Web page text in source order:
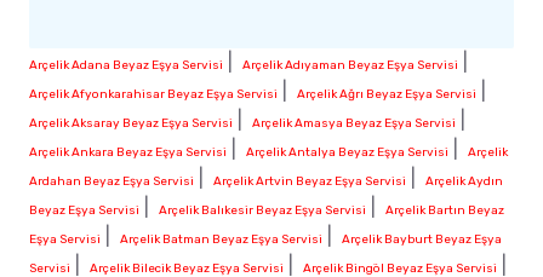
Arçelik Adana Beyaz Eşya Servisi Arçelik Adıyaman Beyaz Eşya Servisi
Arçelik Afyonkarahisar Beyaz Eşya Servisi Arçelik Ağrı Beyaz Eşya Servisi
Arçelik Aksaray Beyaz Eşya Servisi Arçelik Amasya Beyaz Eşya Servisi
Arçelik Ankara Beyaz Eşya Servisi Arçelik Antalya Beyaz Eşya Servisi
Arçelik
Ardahan Beyaz Eşya Servisi
Arçelik Artvin Beyaz Eşya Servisi
Arçelik Aydın
Beyaz Eşya Servisi
Arçelik Balıkesir Beyaz Eşya Servisi
Arçelik Bartın Beyaz
Eşya Servisi
Arçelik Batman Beyaz Eşya Servisi
Arçelik Bayburt Beyaz Eşya
Servisi
Arçelik Bilecik Beyaz Eşya Servisi Arçelik Bingöl Beyaz Eşya Servisi